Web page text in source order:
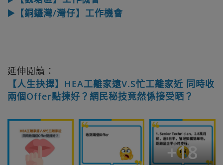
▶️【銅鑼灣/灣仔】工作機會
延伸閱讀：
【人生抉擇】HEA工離家遠V.S忙工離家近 同時收
兩個Offer點揀好？網民秘技竟然係接受晒？
+18